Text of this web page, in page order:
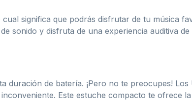
significa que podrás disfrutar de tu música
sonido y disfruta de una experiencia auditiva de
duración de batería. ¡Pero no te preocupes! Los
Este estuche compacto te ofrece la